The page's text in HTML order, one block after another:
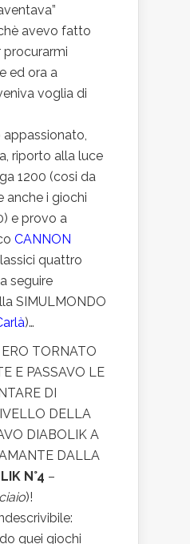
avevo fatto
ed ora a
voglia di
appassionato,
riporto alla luce
1200 (cosi da
anche i giochi
e provo a
CANNON
quattro
seguire
SIMULMONDO
)…
TORNATO
E PASSAVO LE
DI
DELLA
DIABOLIK A
DALLA
N°4 –
)!
quei giochi